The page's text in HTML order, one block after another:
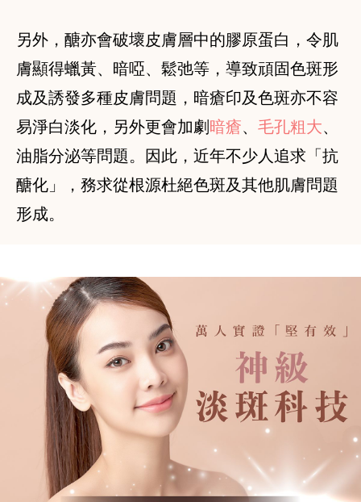
另外，醣亦會破壞皮膚層中的膠原蛋白，令肌
膚顯得蠟黃、暗啞、鬆弛等，導致頑固色斑形
成及誘發多種皮膚問題，暗瘡印及色斑亦不容
易淨白淡化，另外更會加劇暗瘡、 毛孔粗大、
油脂分泌等問題。因此，近年不少人追求「抗
醣化」，務求從根源杜絕色斑及其他肌膚問題
形成。